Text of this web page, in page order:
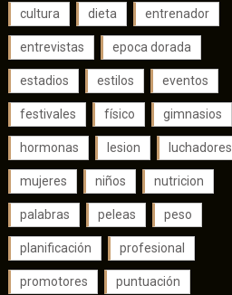
cultura dieta entrenador
entrevistas epoca dorada
estadios estilos eventos
festivales físico gimnasios
hormonas lesion luchadores
mujeres niños nutricion
palabras peleas peso
planificación profesional
promotores puntuación